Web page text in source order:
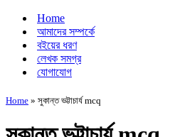
Home
আমাদের সম্পর্কে
বইয়ের ধরণ
লেখক সমগ্র
যোগাযোগ
Home » সুকান্ত ভট্টাচার্য mcq